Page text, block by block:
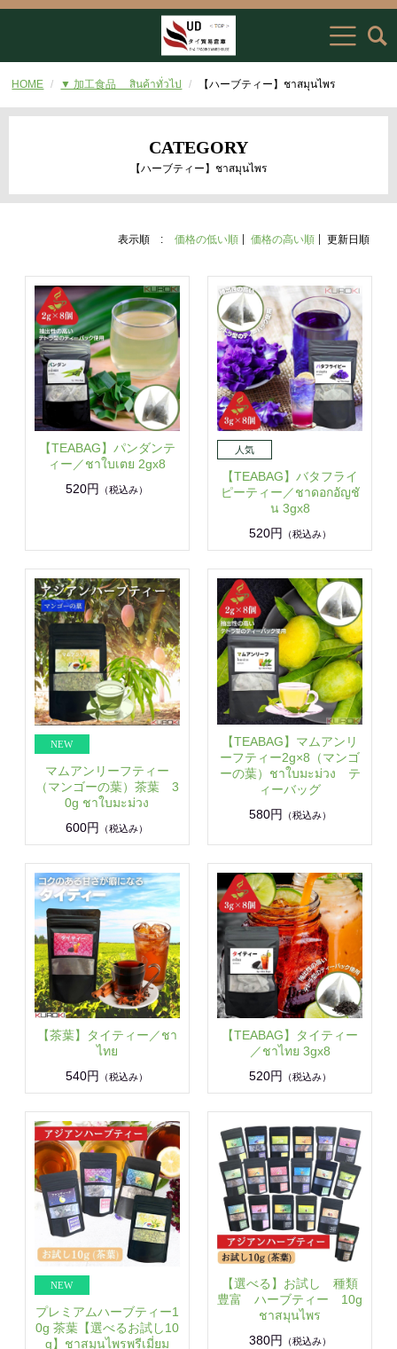
HOME ▼ 加工食品 สินค้าทั่วไป 【ハーブティー】ชาสมุนไพร
CATEGORY
【ハーブティー】ชาสมุนไพร
表示順 : 価格の低い順 価格の高い順 更新日順
【TEABAG】パンダンテ
ィー／ชาใบเตย 2gx8
520円
（税込み）
【TEABAG】バタフライ
ピーティー／ชาดอกอัญชั
น 3gx8
520円
（税込み）
マムアンリーフティー
（マンゴーの葉）茶葉 3
0g ชาใบมะม่วง
600円
（税込み）
【TEABAG】マムアンリ
ーフティー2g×8（マンゴ
ーの葉）ชาใบมะม่วง テ
ィーバッグ
580円 （税込み）
【茶葉】タイティー／ชา
ไทย
540円
（税込み）
【TEABAG】タイティー
／ชาไทย 3gx8
520円
（税込み）
プレミアムハーブティー1
0g 茶葉【選べるお試し10
g】ชาสมุนไพรพรีเมี่ยม
【選べる】お試し 種類
豊富 ハーブティー 10g
ชาสมุนไพร
380円
（税込み）